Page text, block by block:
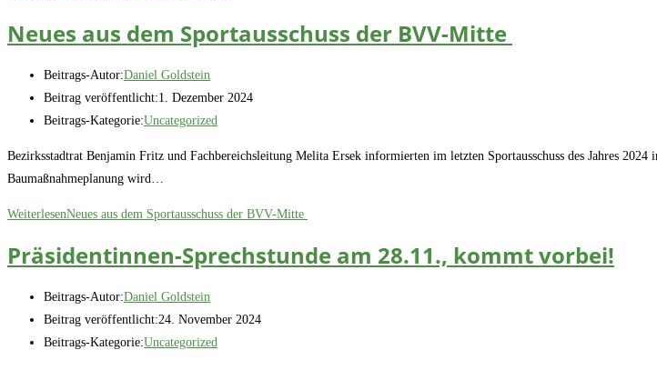
Neues aus dem Sportausschuss der BVV-Mitte
Beitrags-Autor:Daniel Goldstein
Beitrag veröffentlicht:1. Dezember 2024
Beitrags-Kategorie:Uncategorized
Bezirksstadtrat Benjamin Fritz und Fachbereichsleitung Melita Ersek informierten im letzten Sportausschuss des Jahres
Baumaßnahmeplanung wird…
WeiterlesenNeues aus dem Sportausschuss der BVV-Mitte
Präsidentinnen-Sprechstunde am 28.11., kommt vorbei!
Beitrags-Autor:Daniel Goldstein
Beitrag veröffentlicht:24. November 2024
Beitrags-Kategorie:Uncategorized